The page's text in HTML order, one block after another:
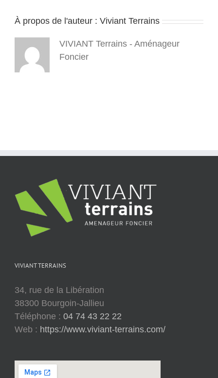
À propos de l'auteur : Viviant Terrains
VIVIANT Terrains - Aménageur
Foncier
VIVIANT TERRAINS
34, rue de la Libération
38300 Bourgoin-Jallieu
Téléphone : 04 74 43 22 22
Web : https://www.viviant-terrains.com/